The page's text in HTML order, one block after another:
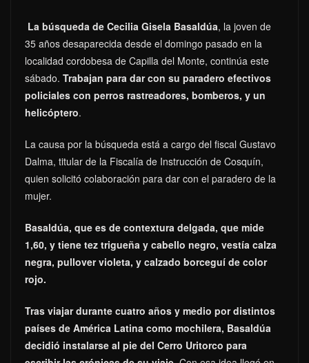
La búsqueda de Cecilia Gisela Basaldúa, la joven de
35 años desaparecida desde el domingo pasado en la
localidad cordobesa de Capilla del Monte, continúa este
sábado. Trabajan para dar con su paradero efectivos
policiales con perros rastreadores, bomberos, y un
helicóptero.
La causa por la búsqueda está a cargo del fiscal Gustavo
Dalma, titular de la Fiscalía de Instrucción de Cosquín,
quien solicitó colaboración para dar con el paradero de la
mujer.
Basaldúa, que es de contextura delgada, que mide
1,60, y tiene tez trigueña y cabello negro, vestía calza
negra, pullover violeta, y calzado borceguí de color
rojo.
Tras viajar durante cuatro años y medio por distintos
países de América Latina como mochilera, Basaldúa
decidió instalarse al pie del Cerro Uritorco para